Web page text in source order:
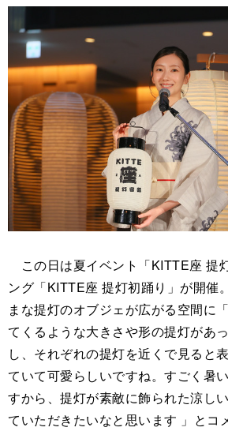
この日は夏イベント「KITTE座 提
ング「KITTE座 提灯初踊り」が開催
まな提灯のオブジェが広がる空間に
てくるような大きさや形の提灯があ
し、それぞれの提灯を近くで見ると
ていて可愛らしいですね。すごく暑
すから、提灯が素敵に飾られた涼し
ていただきたいなと思います 」とコ